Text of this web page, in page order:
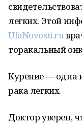
легких. Этой
UfaNovosti.ru
торакальный
Курение — одна
рака легких.
Доктор уверен,